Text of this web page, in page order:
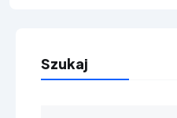
Szukaj